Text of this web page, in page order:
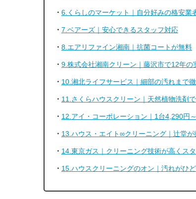
6.くらしのマーケット｜自分好みの格安業
7.ベアーズ｜安心できるスタッフ対応
8.エアリファイン湘南｜抗菌コートが無料
9.株式会社湘南クリーン｜藤沢市で12年の
10.湘北ライフサービス｜細部の汚れまで
11.さくらハウスクリーン｜天然植物洗剤
12.アイ・コーポレーション｜1台4,290円
13.ハウス・エイト∞クリーニング｜辻堂
14.東京ガス｜クリーニング技術が高くス
15.ハウスクリーニングのオン｜汚れがひ